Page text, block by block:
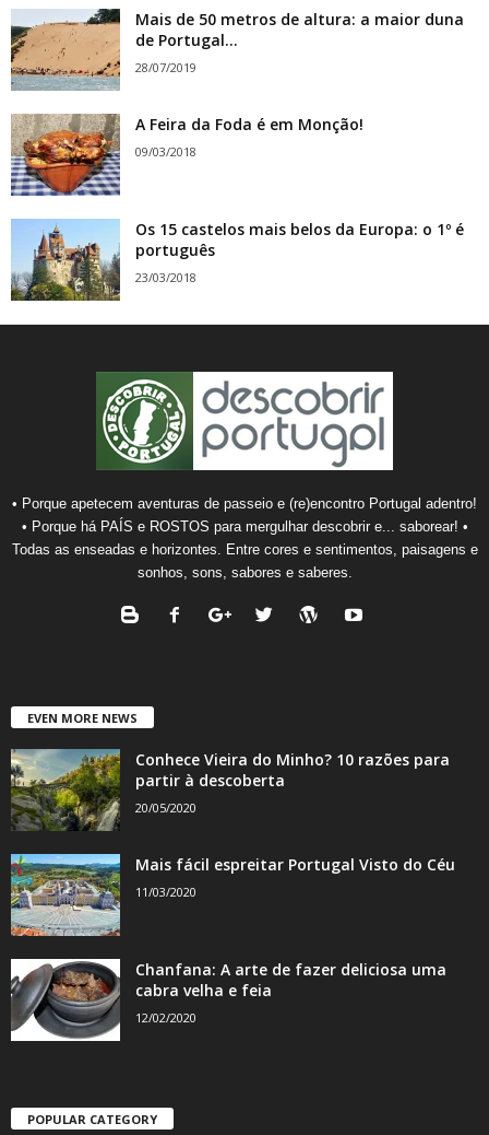
Mais de 50 metros de altura: a maior duna
de Portugal...
28/07/2019
A Feira da Foda é em Monção!
09/03/2018
Os 15 castelos mais belos da Europa: o 1º é
português
23/03/2018
• Porque apetecem aventuras de passeio e (re)encontro Portugal adentro!
• Porque há PAÍS e ROSTOS para mergulhar descobrir e... saborear! •
Todas as enseadas e horizontes. Entre cores e sentimentos, paisagens e
sonhos, sons, sabores e saberes.
EVEN MORE NEWS
Conhece Vieira do Minho? 10 razões para
partir à descoberta
20/05/2020
Mais fácil espreitar Portugal Visto do Céu
11/03/2020
Chanfana: A arte de fazer deliciosa uma
cabra velha e feia
12/02/2020
POPULAR CATEGORY